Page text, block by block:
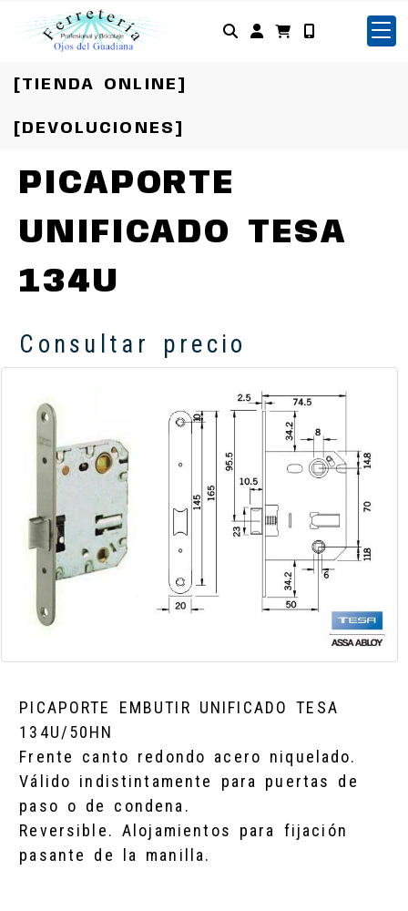
Identifícate
[TIENDA ONLINE]
[DEVOLUCIONES]
PICAPORTE
UNIFICADO TESA
134U
Consultar precio
PICAPORTE EMBUTIR UNIFICADO TESA
134U/50HN
Frente canto redondo acero niquelado.
Válido indistintamente para puertas de
paso o de condena.
Reversible. Alojamientos para fijación
pasante de la manilla.